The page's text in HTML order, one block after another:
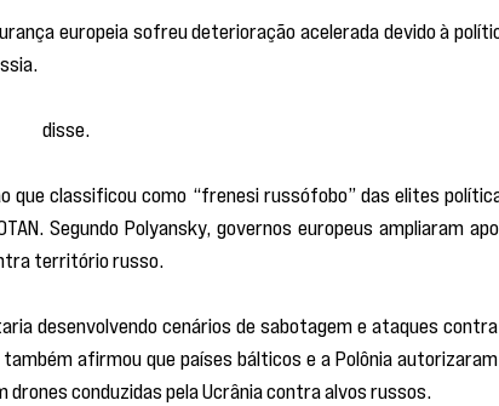
europeia sofreu deterioração acelerada devido à
disse.
que classificou como “frenesi russófobo” das elites
Segundo Polyansky, governos europeus ampliaram
território russo.
desenvolvendo cenários de sabotagem e ataques
afirmou que países bálticos e a Polônia
drones conduzidas pela Ucrânia contra alvos russos.